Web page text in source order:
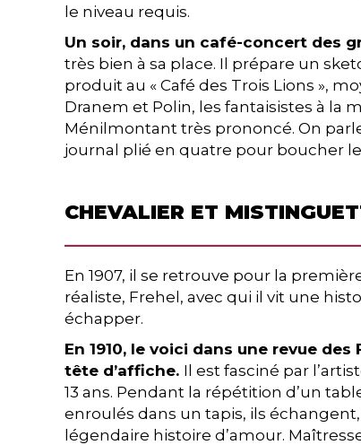
le niveau requis.
Un soir, dans un café-concert des
très bien à sa place. Il prépare un
produit au « Café des Trois Lions »,
Dranem et Polin, les fantaisistes à la
Ménilmontant très prononcé. On
journal plié en quatre pour boucher
CHEVALIER ET
En 1907, il se retrouve pour la
réaliste, Frehel, avec qui il vit une
échapper.
En 1910, le voici dans une revue
tête d’affiche. Il est fasciné par
13 ans. Pendant la répétition d’un
enroulés dans un tapis, ils
légendaire histoire d’amour.